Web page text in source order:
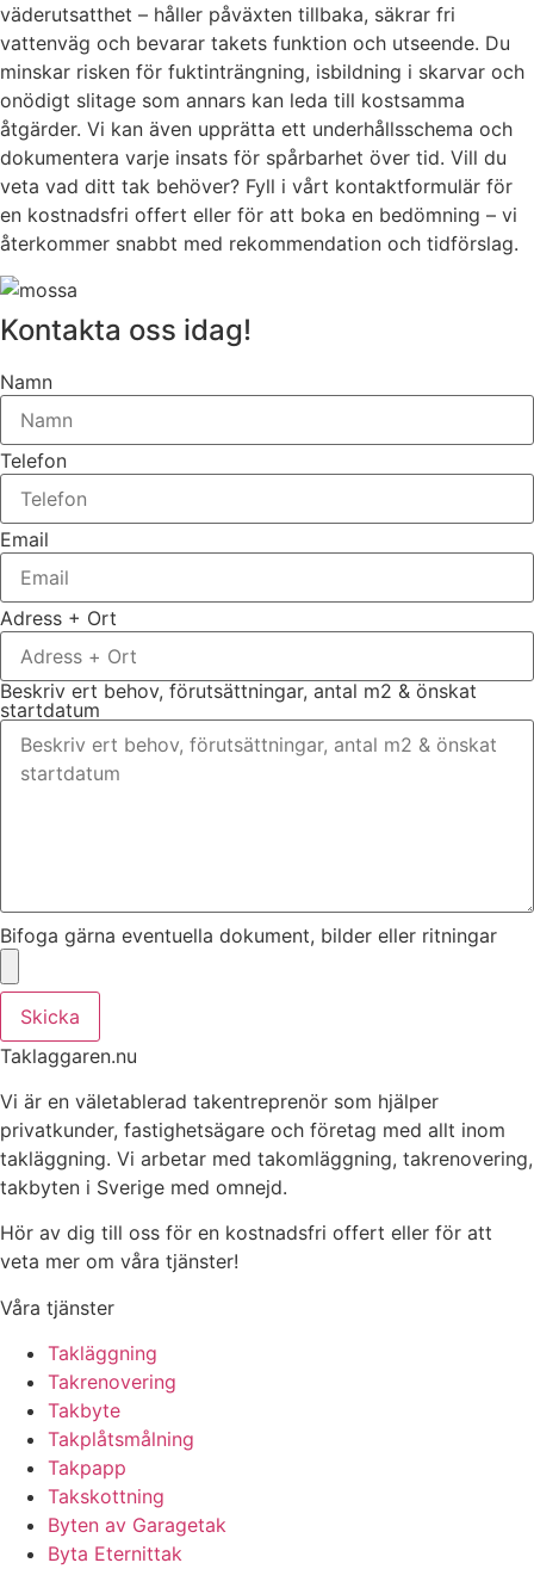
väderutsatthet – håller påväxten tillbaka, säkrar fri
vattenväg och bevarar takets funktion och utseende. Du
minskar risken för fuktinträngning, isbildning i skarvar och
onödigt slitage som annars kan leda till kostsamma
åtgärder. Vi kan även upprätta ett underhållsschema och
dokumentera varje insats för spårbarhet över tid. Vill du
veta vad ditt tak behöver? Fyll i vårt kontaktformulär för
en kostnadsfri offert eller för att boka en bedömning – vi
återkommer snabbt med rekommendation och tidförslag.
Kontakta oss idag!
Namn
Telefon
Email
Adress + Ort
Beskriv ert behov, förutsättningar, antal m2 & önskat
startdatum
Bifoga gärna eventuella dokument, bilder eller ritningar
Skicka
Taklaggaren.nu
Vi är en väletablerad takentreprenör som hjälper
privatkunder, fastighetsägare och företag med allt inom
takläggning. Vi arbetar med takomläggning, takrenovering,
takbyten i Sverige med omnejd.
Hör av dig till oss för en kostnadsfri offert eller för att
veta mer om våra tjänster!
Våra tjänster
Takläggning
Takrenovering
Takbyte
Takplåtsmålning
Takpapp
Takskottning
Byten av Garagetak
Byta Eternittak